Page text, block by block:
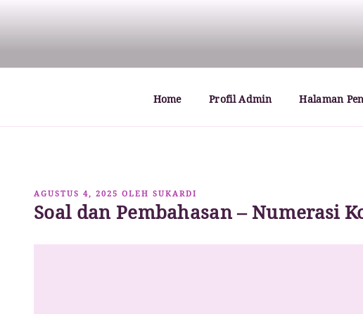
Home Profil Admin Halaman
DIPOSKAN
PADA
AGUSTUS 4, 2025 OLEH SUKARDI
Soal dan Pembahasan – Numerasi